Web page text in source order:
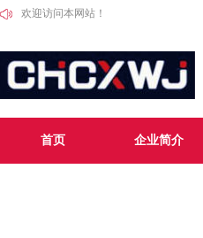
欢迎访问本网站！
首页 企业简介